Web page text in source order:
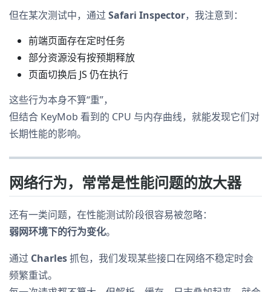
但在某次测试中，通过 Safari Inspector，我注意到：
前端页面存在定时任务
部分资源没有按预期释放
页面切换后 JS 仍在执行
这些行为本身不算“重”，
但结合 KeyMob 看到的 CPU 与内存曲线，就能发现它们对
长期性能的影响。
网络行为，常常是性能问题的放大器
还有一类问题，在性能测试阶段很容易被忽略：
弱网环境下的行为变化。
通过 Charles抓包，我们发现某些接口在网络不稳定时会
频繁重试。